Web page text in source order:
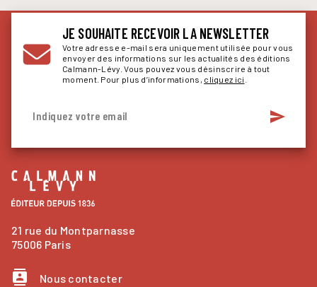
JE SOUHAITE RECEVOIR LA NEWSLETTER
Votre adresse e-mail sera uniquement utilisée pour vous
envoyer des informations sur les actualités des éditions
Calmann-Lévy. Vous pouvez vous désinscrire à tout
moment. Pour plus d’informations, cliquez ici
Indiquez votre email send
21 rue du Montparnasse
75006 Paris
contacts Nous contacter